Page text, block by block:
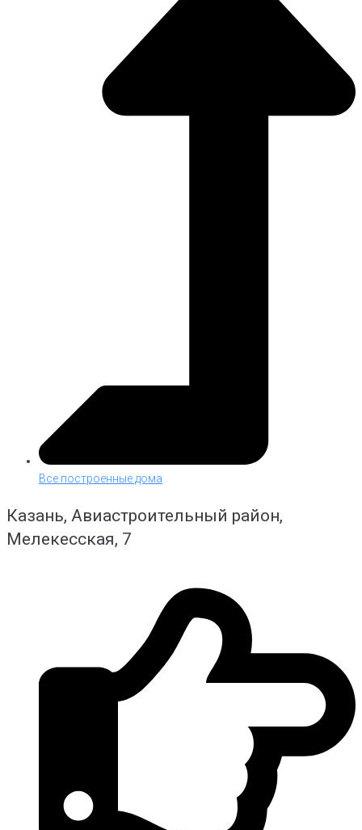
Все построенные дома
Казань, Авиастроительный район,
Мелекесская, 7